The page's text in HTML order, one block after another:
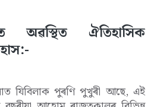
অৱস্থিত ঐতিহাসিক
যিবিলাক পুৰণি পুখুৰী আছে, এই